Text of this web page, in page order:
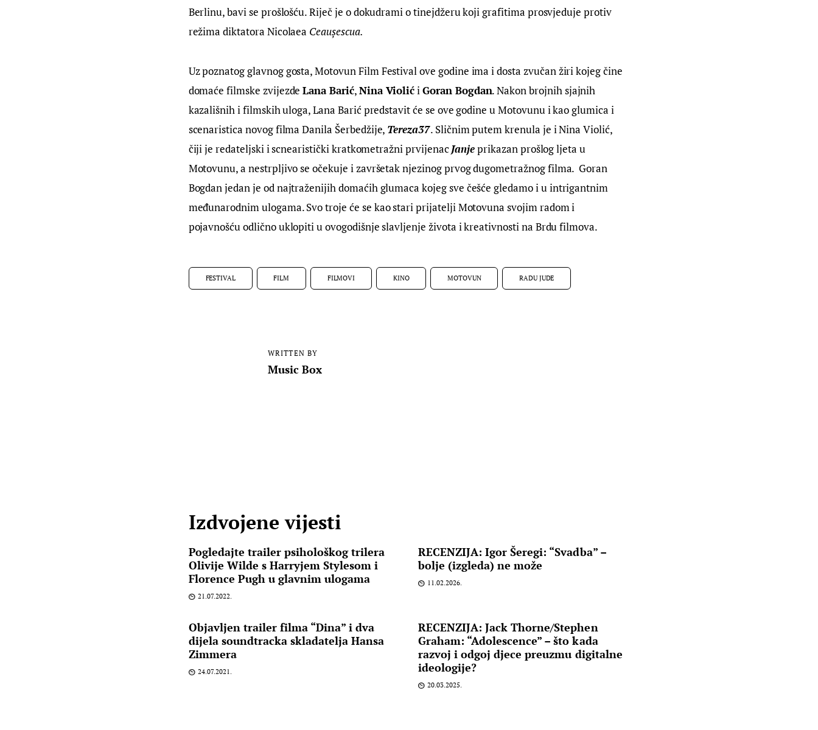
Berlinu, bavi se prošlošću. Riječ je o dokudrami o tinejdžeru koji grafitima prosvjeduje protiv
režima diktatora Nicolaea Ceaușescua.
Uz poznatog glavnog gosta, Motovun Film Festival ove godine ima i dosta zvučan žiri kojeg čine
domaće filmske zvijezde Lana Barić, Nina Violić i Goran Bogdan. Nakon brojnih sjajnih
kazališnih i filmskih uloga, Lana Barić predstavit će se ove godine u Motovunu i kao glumica i
scenaristica novog filma Danila Šerbedžije, Tereza37. Sličnim putem krenula je i Nina Violić,
čiji je redateljski i scnearistički kratkometražni prvijenac Janje prikazan prošlog ljeta u
Motovunu, a nestrpljivo se očekuje i završetak njezinog prvog dugometražnog filma.  Goran
Bogdan jedan je od najtraženijih domaćih glumaca kojeg sve češće gledamo i u intrigantnim
međunarodnim ulogama. Svo troje će se kao stari prijatelji Motovuna svojim radom i
pojavnošću odlično uklopiti u ovogodišnje slavljenje života i kreativnosti na Brdu filmova.
FESTIVAL FILM FILMOVI KINO MOTOVUN RADU JUDE
WRITTEN BY
Music Box
Izdvojene vijesti
Pogledajte trailer psihološkog trilera
Olivije Wilde s Harryjem Stylesom i
Florence Pugh u glavnim ulogama
21.07.2022.
RECENZIJA: Igor Šeregi: “Svadba” –
bolje (izgleda) ne može
11.02.2026.
Objavljen trailer filma “Dina” i dva
dijela soundtracka skladatelja Hansa
Zimmera
24.07.2021.
RECENZIJA: Jack Thorne/Stephen
Graham: “Adolescence” – što kada
razvoj i odgoj djece preuzmu digitalne
ideologije?
20.03.2025.